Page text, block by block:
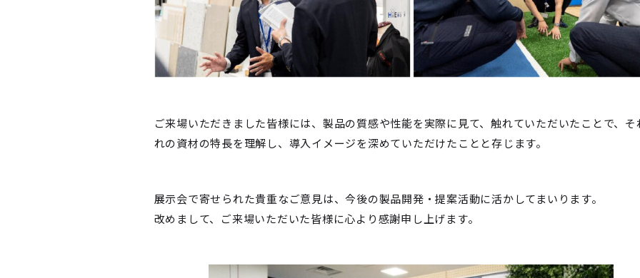
ご来場いただきました皆様には、製品の質感や性能を実際に見て、触れていただいたことで、そ
れの資材の特長を理解し、導入イメージを深めていただけたことと存じます。
展示会で寄せられた貴重なご意見は、今後の製品開発・提案活動に活かしてまいります。
改めまして、ご来場いただいた皆様に心より感謝申し上げます。